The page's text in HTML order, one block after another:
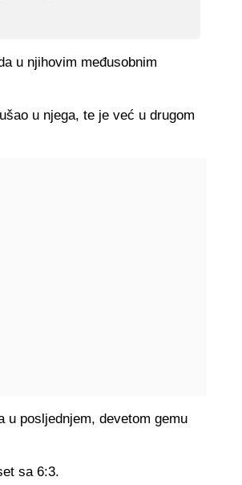
u njihovim međusobnim
u njega, te je već u drugom
u posljednjem, devetom gemu
sa 6:3.